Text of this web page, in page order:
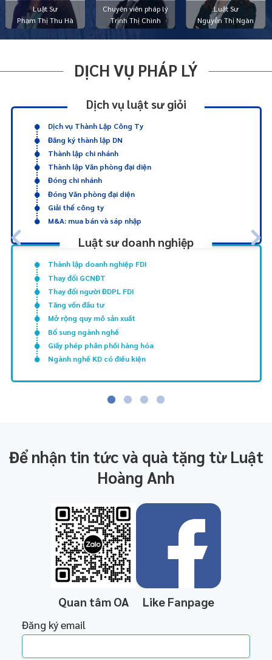
Luật Sư
Phạm Thị Thu Hà
Chuyên viên pháp lý
Trịnh Thị Chình
Luật Sư
Nguyễn Thị Ngàn
DỊCH VỤ PHÁP LÝ
Dịch vụ luật sư giỏi
Dịch vụ Thành Lập Công Ty
Đăng ký thành lập DN
Thành lập chi nhánh
Thành lập Văn phòng đại diện
Đóng chi nhánh
Đóng Văn phòng đại diện
Giải thể công ty
M&A: mua bán và sáp nhập
Luật sư doanh nghiệp
Thành lập doanh nghiệp FDI
Thay đổi GCNĐT
Thay đổi người ĐDPL FDI
Tăng vốn đầu tư
Mở rộng quy mô sản xuất
Bổ sung ngành nghề
Giấy phép phân phối hàng hóa
Ngành nghề KD có điều kiện
Để nhận tin tức và quà tặng từ Luật
Hoàng Anh
Quan tâm OA Like Fanpage
Đăng ký email